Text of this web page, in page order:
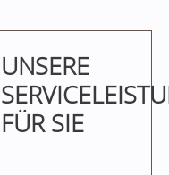
UNSERE
FÜR SIE